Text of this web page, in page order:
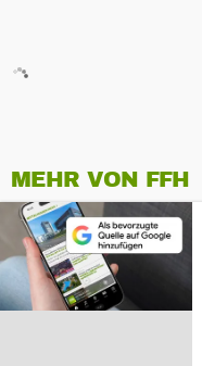
MEHR VON FFH